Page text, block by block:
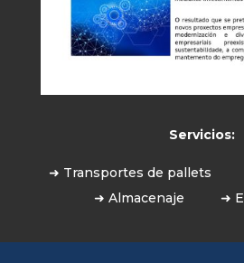
Servicios:
➜ Transportes de pallets
➜ Almacenaje➜